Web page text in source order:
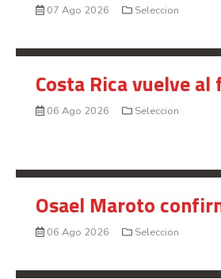
07 Ago 2026 Seleccion
Costa Rica vuelve
06 Ago 2026 Seleccion
Osael Maroto
06 Ago 2026 Seleccion